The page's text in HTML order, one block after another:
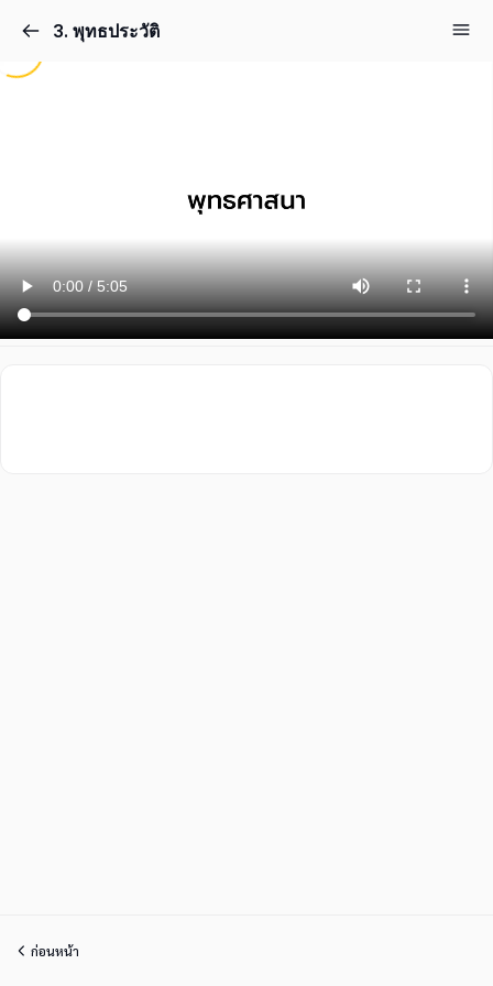
3. พุทธประวัติ
ก่อนหน้า